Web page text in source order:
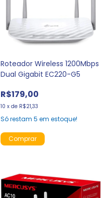
Roteador Wireless 1200Mbps
Dual Gigabit EC220-G5
R$179,00
10 x de R$21,33
Só restam 5 em estoque!